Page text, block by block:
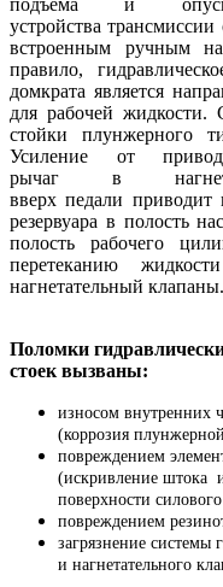
подъема и
устройства
встроенным ручным
правило,
домкрата является
для рабочей жидкости.
стойки плунжерного
Усиление от
рычаг в
вверх педали
резервуара в полость
полость рабочего
перетеканию
нагнетательный клапаны.
Поломки
стоек вызваны:
износом внутренних
(коррозия
повреждением
(искривление штока
поверхности
повреждением
загрязнение системы
и нагнетательного